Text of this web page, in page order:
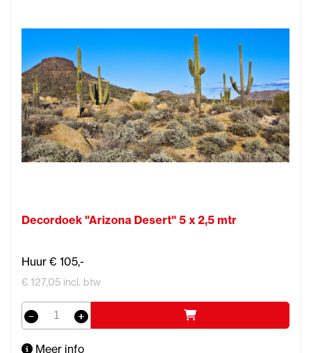
Decordoek "Arizona Desert" 5 x 2,5 mtr
Huur € 105,-
€ 127,05 incl. btw
Meer info